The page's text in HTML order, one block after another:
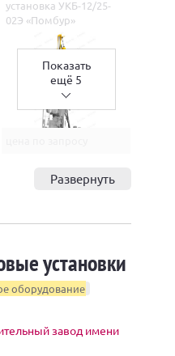
установка УКБ-12/25-
02Э «Помбур»
Показать
ещё 5
Развернуть
установки
оборудование
завод имени